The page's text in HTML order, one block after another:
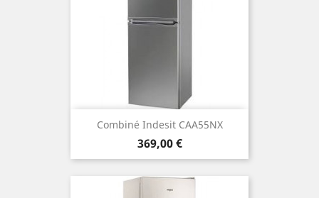
Combiné Indesit CAA55NX
Prix
369,00 €